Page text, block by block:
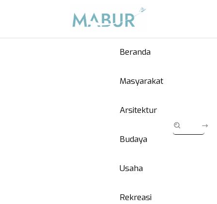
Beranda
Masyarakat
Arsitektur
Budaya
Usaha
Rekreasi